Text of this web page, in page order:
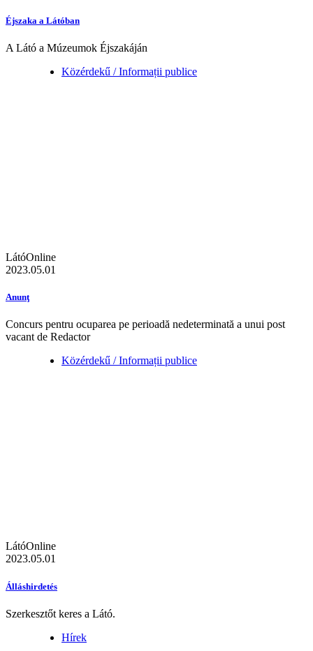
Éjszaka a Látóban
A Látó a Múzeumok Éjszakáján
Közérdekű / Informații publice
LátóOnline
2023.05.01
Anunţ
Concurs pentru ocuparea pe perioadă nedeterminată a unui post
vacant de Redactor
Közérdekű / Informații publice
LátóOnline
2023.05.01
Álláshirdetés
Szerkesztőt keres a Látó.
Hírek